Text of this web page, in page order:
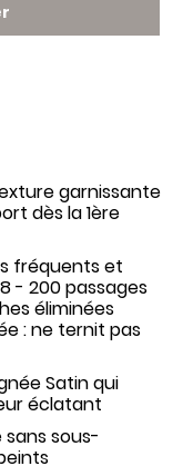
garnissante
dès la 1ère
fréquents et
- 200 passages
éliminées
: ne ternit pas
Satin qui
éclatant
sans sous-